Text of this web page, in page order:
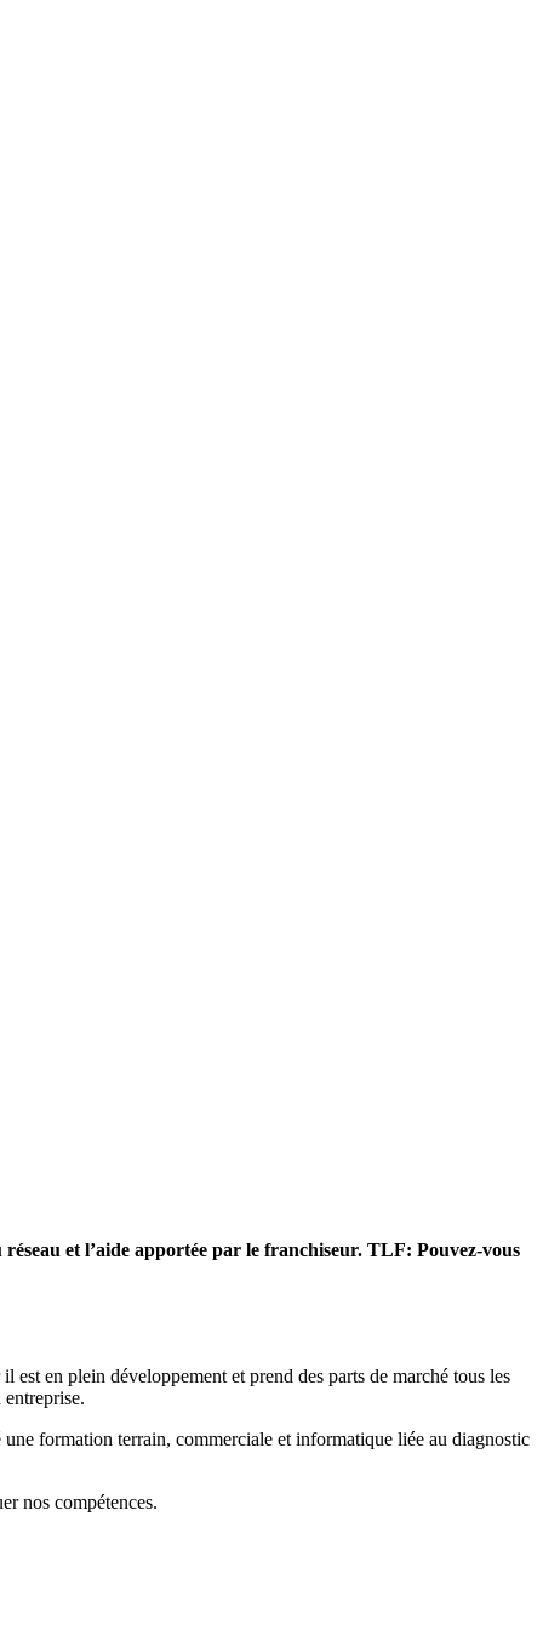
et l’aide apportée par le franchiseur. TLF: Pouvez-vous
en plein développement et prend des parts de marché tous les
formation terrain, commerciale et informatique liée au diagnostic
nos compétences.